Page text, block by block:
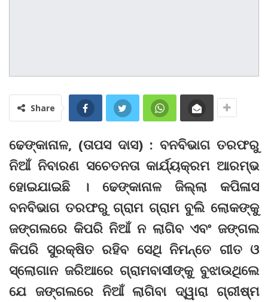
Share
ଢେଙ୍କାନାଳ, (ତାପସ ଦାସ) : ବନବିଭାଗ ତରଫରୁ
ନିଆଁ ନିବାରଣ ସଚେତନତା କାର୍ଯ୍ୟକ୍ରମ ଆରମ୍ଭ
ହୋଇଯାଇଛି । ଢେଙ୍କାନାଳ ଜିଲ୍ଲା କପିଳାସ
ବନବିଭାଗ ତରଫରୁ ଗ୍ରାମ ଗ୍ରାମ ବୁଲି ଲୋକଙ୍କୁ
ଜଙ୍ଗଲରେ କିପରି ନିଆଁ ନ ଲାଗିବ ଏବଂ ଜଙ୍ଗଲ
କିପରି ସୁରକ୍ଷିତ ରହିବ ସେଥି ନିମନ୍ତେ ଗୀତ ଓ
ସ୍ଲୋଗାନ ଜରିଆରେ ଗ୍ରାମବାସୀଙ୍କୁ ବୁଝାଉଥିଲେ
ଯେ ଜଙ୍ଗଲରେ ନିଆଁ ଲାଗିବା ଦ୍ୱାରା ଗ୍ରୀଷ୍ମ